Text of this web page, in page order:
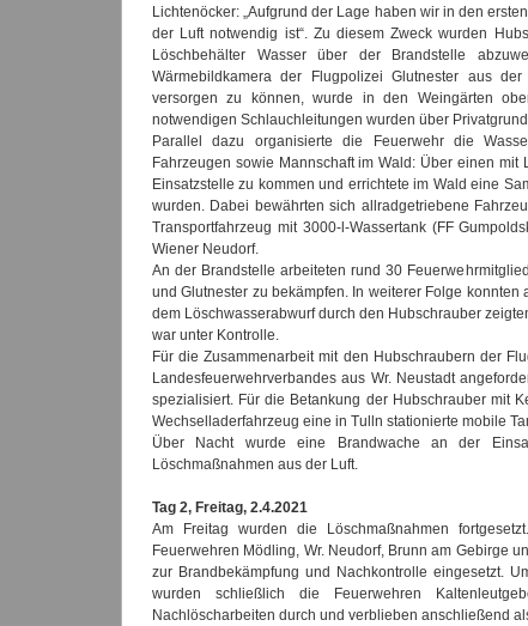
Lichtenöcker: „Aufgrund der Lage haben wir in den
der Luft notwendig ist“. Zu diesem Zweck wurden
Löschbehälter Wasser über der Brandstelle
Wärmebildkamera der Flugpolizei Glutnester aus
versorgen zu können, wurde in den Weingärten
notwendigen Schlauchleitungen wurden über
Parallel dazu organisierte die Feuerwehr die
Fahrzeugen sowie Mannschaft im Wald: Über einen
Einsatzstelle zu kommen und errichtete im Wald eine
wurden. Dabei bewährten sich allradgetriebene
Transportfahrzeug mit 3000-l-Wassertank (FF
Wiener Neudorf.
An der Brandstelle arbeiteten rund 30
und Glutnester zu bekämpfen. In weiterer Folge
dem Löschwasserabwurf durch den Hubschrauber
war unter Kontrolle.
Für die Zusammenarbeit mit den Hubschraubern der
Landesfeuerwehrverbandes aus Wr. Neustadt
spezialisiert. Für die Betankung der Hubschrauber mit
Wechselladerfahrzeug eine in Tulln stationierte mobile
Über Nacht wurde eine Brandwache an der
Löschmaßnahmen aus der Luft.
Tag 2, Freitag, 2.4.2021
Am Freitag wurden die Löschmaßnahmen
Feuerwehren Mödling, Wr. Neudorf, Brunn am Gebirge
zur Brandbekämpfung und Nachkontrolle eingesetzt.
wurden schließlich die Feuerwehren
Nachlöscharbeiten durch und verblieben anschließend